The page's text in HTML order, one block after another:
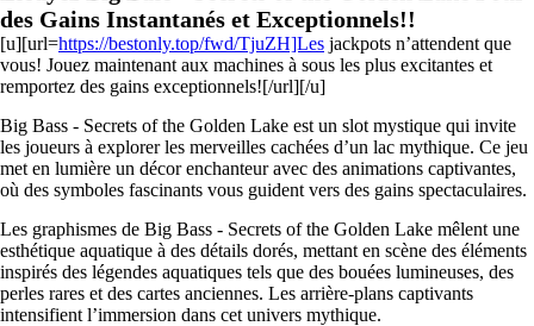
des Gains Instantanés et Exceptionnels!!
[u][url=https://bestonly.top/fwd/TjuZH]Les jackpots n’attendent que
vous! Jouez maintenant aux machines à sous les plus excitantes et
remportez des gains exceptionnels![/url][/u]
Big Bass - Secrets of the Golden Lake est un slot mystique qui invite
les joueurs à explorer les merveilles cachées d’un lac mythique. Ce jeu
met en lumière un décor enchanteur avec des animations captivantes,
où des symboles fascinants vous guident vers des gains spectaculaires.
Les graphismes de Big Bass - Secrets of the Golden Lake mêlent une
esthétique aquatique à des détails dorés, mettant en scène des éléments
inspirés des légendes aquatiques tels que des bouées lumineuses, des
perles rares et des cartes anciennes. Les arrière-plans captivants
intensifient l’immersion dans cet univers mythique.